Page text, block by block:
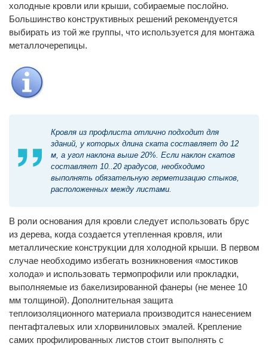
холодные кровли или крыши, собираемые послойно.
Большинство конструктивных решений рекомендуется
выбирать из той же группы, что используется для монтажа
металлочерепицы.
Кровля из профлиста отлично подходит для
зданий, у которых длина ската составляет до 12
м, а угол наклона выше 20%. Если наклон скатов
составляет 10..20 градусов, необходимо
выполнять обязательную герметизацию стыков,
расположенных между листами.
В роли основания для кровли следует использовать брус
из дерева, когда создается утепленная кровля, или
металлические конструкции для холодной крыши. В первом
случае необходимо избегать возникновения «мостиков
холода» и использовать термопрофили или прокладки,
выполняемые из бакелизированной фанеры (не менее 10
мм толщиной). Дополнительная защита
теплоизоляционного материала производится нанесением
пентафталевых или хлорвиниловых эмалей. Крепление
самих профилированных листов стоит выполнять с